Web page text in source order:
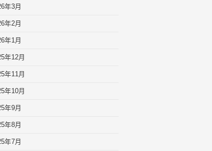
年3月
年2月
年1月
年12月
年11月
年10月
年9月
年8月
年7月